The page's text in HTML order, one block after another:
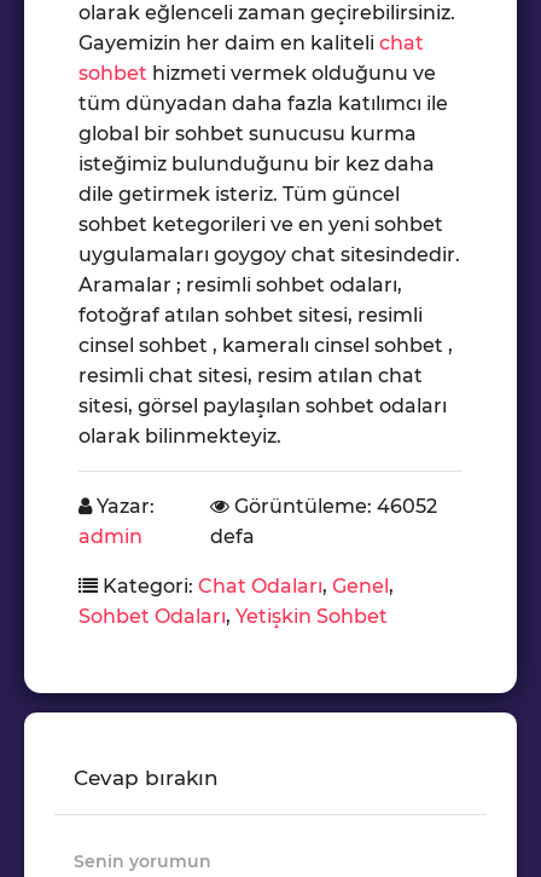
olarak eğlenceli zaman geçirebilirsiniz.
Gayemizin her daim en kaliteli chat
sohbet hizmeti vermek olduğunu ve
tüm dünyadan daha fazla katılımcı ile
global bir sohbet sunucusu kurma
isteğimiz bulunduğunu bir kez daha
dile getirmek isteriz. Tüm güncel
sohbet ketegorileri ve en yeni sohbet
uygulamaları goygoy chat sitesindedir.
Aramalar ; resimli sohbet odaları,
fotoğraf atılan sohbet sitesi, resimli
cinsel sohbet , kameralı cinsel sohbet ,
resimli chat sitesi, resim atılan chat
sitesi, görsel paylaşılan sohbet odaları
olarak bilinmekteyiz.
Yazar:
admin
Görüntüleme: 46052
defa
Kategori: Chat Odaları, Genel ,
Sohbet Odaları, Yetişkin Sohbet
Cevap bırakın
Senin yorumun